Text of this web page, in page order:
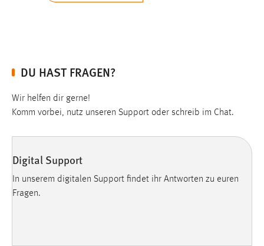
DU HAST FRAGEN?
Wir helfen dir gerne!
Komm vorbei, nutz unseren Support oder schreib im Chat.
Digital Support
In unserem digitalen Support findet ihr Antworten zu euren
Fragen.
Facebook Pixel
_fbp
Anbieter: